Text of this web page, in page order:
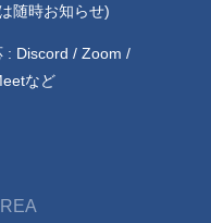
随時お知らせ)
: Discord / Zoom /
など